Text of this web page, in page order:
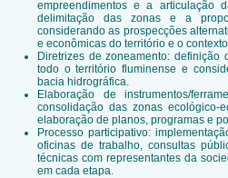
empreendimentos e a articulação
delimitação das zonas e a
considerando as prospecções
e econômicas do território e o
Diretrizes de zoneamento:
todo o território fluminense e
bacia hidrográfica.
Elaboração de instrumentos/
consolidação das zonas ecológico-
elaboração de planos, programas e
Processo participativo:
oficinas de trabalho, consultas
técnicas com representantes da
em cada etapa.